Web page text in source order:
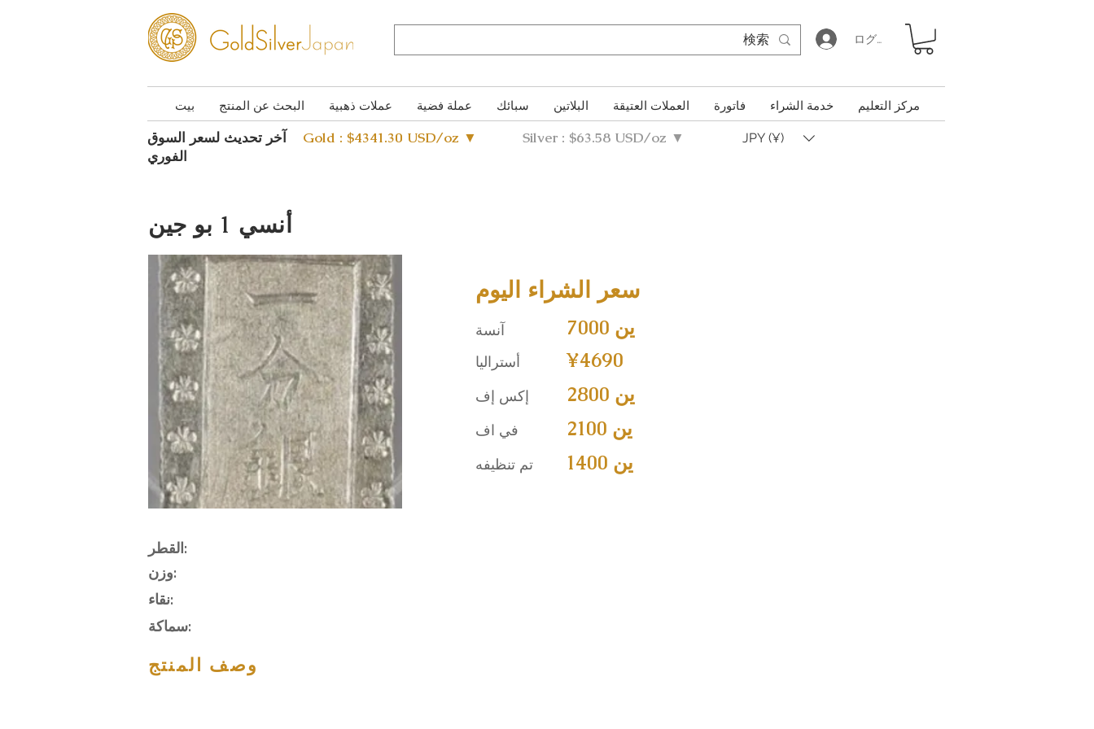
ログイン
بيت البحث عن المنتج عملات ذهبية عملة فضية سبائك البلاتين العملات العتيقة فاتورة خدمة الشراء مركز التعليم
آخر تحديث لسعر السوق
الفوري
Gold : $4341.30 USD/oz ▼ Silver : $63.58 USD/oz ▼ JPY (¥)
أنسي 1 بو جين
سعر الشراء اليوم
آنسة
أستراليا
7000 ين
¥4690
إكس إف 2800 ين
في اف 2100 ين
تم تنظيفه 1400 ين
القطر:
وزن:
نقاء:
سماكة:
وصف المنتج